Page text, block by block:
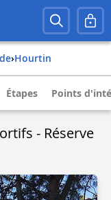
› hourtin
Étapes Points
- Réserve